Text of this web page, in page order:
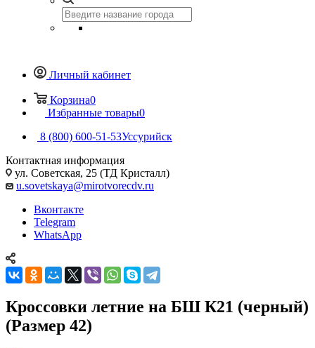
Личный кабинет
Корзина0
Избранные товары0
8 (800) 600-51-53Уссурийск
Контактная информация
ул. Советская, 25 (ТД Кристалл)
u.sovetskaya@mirotvorecdv.ru
Вконтакте
Telegram
WhatsApp
Кроссовки летние на БШ К21 (черный)
(Размер 42)